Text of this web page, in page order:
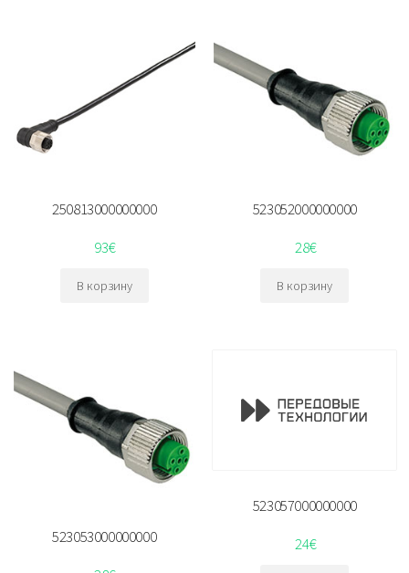
250813000000000
93€
В корзину
523052000000000
28€
В корзину
523053000000000
523057000000000
24€